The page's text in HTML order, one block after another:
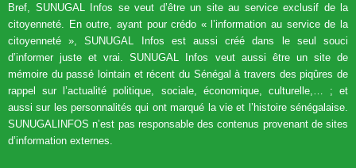
Bref, SUNUGAL Infos se veut d’être un site au service exclusif de la
citoyenneté. En outre, ayant pour crédo « l’information au service de la
citoyenneté », SUNUGAL Infos est aussi créé dans le seul souci
d’informer juste et vrai. SUNUGAL Infos veut aussi être un site de
mémoire du passé lointain et récent du Sénégal à travers des piqûres de
rappel sur l’actualité politique, sociale, économique, culturelle,… ; et
aussi sur les personnalités qui ont marqué la vie et l’histoire sénégalaise.
SUNUGALINFOS n’est pas responsable des contenus provenant de sites
d’information externes.